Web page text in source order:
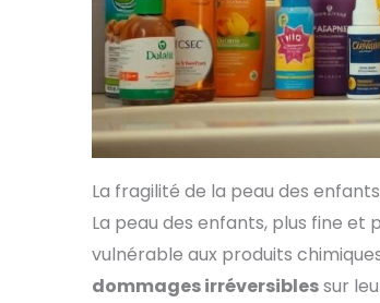
La fragilité de la peau des enfants
La peau des enfants, plus fine
vulnérable aux produits
dommages irréversiblessur